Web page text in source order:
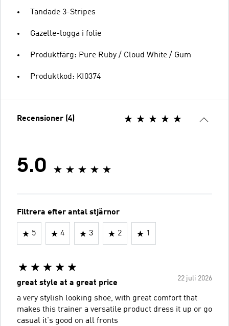
Tandade 3-Stripes
Gazelle-logga i folie
Produktfärg: Pure Ruby / Cloud White / Gum
Produktkod: KI0374
Recensioner (4)
5.0
Filtrera efter antal stjärnor
5 4 3 2 1
22 juli 2026
great style at a great price
a very stylish looking shoe, with great comfort that
makes this trainer a versatile product dress it up or go
casual it's good on all fronts